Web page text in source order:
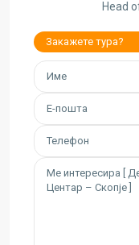
Head
Закажете тура?